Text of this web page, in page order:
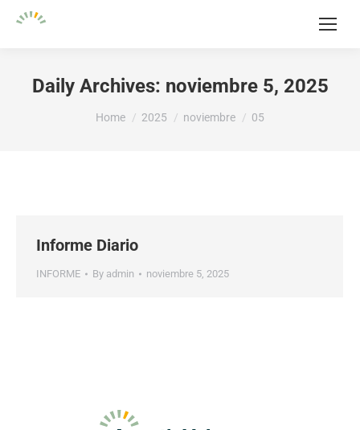
Daily Archives: noviembre 5, 2025
You are here:
Home 2025 noviembre 05
Informe Diario
INFORME By admin noviembre 5, 2025